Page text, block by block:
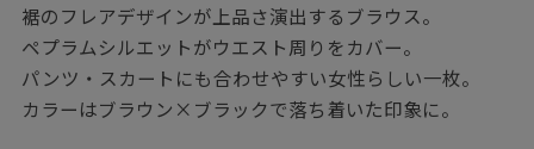
裾のフレアデザインが上品さ演出するブラウス。
ペプラムシルエットがウエスト周りをカバー。
パンツ・スカートにも合わせやすい女性らしい一枚。
カラーはブラウン×ブラックで落ち着いた印象に。